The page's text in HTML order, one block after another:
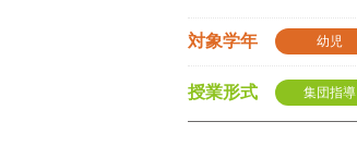
対象学年 幼児
授業形式 集団指導